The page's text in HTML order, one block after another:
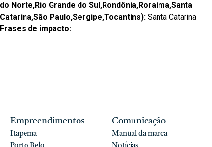
do Norte,Rio Grande do Sul,Rondônia,Roraima,Santa
Catarina,São Paulo,Sergipe,Tocantins): Santa Catarina
Frases de impacto:
Empreendimentos
Itapema
Comunicação
Manual da marca